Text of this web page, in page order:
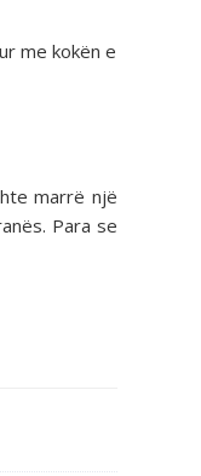
me kokën e
marrë një
Para se